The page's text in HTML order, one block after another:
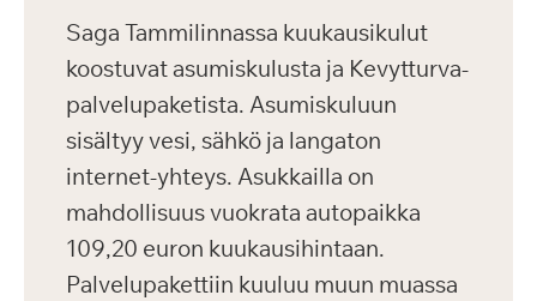
Saga Tammilinnassa kuukausikulut
koostuvat asumiskulusta ja Kevytturva-
palvelupaketista. Asumiskuluun
sisältyy vesi, sähkö ja langaton
internet-yhteys. Asukkailla on
mahdollisuus vuokrata autopaikka
109,20 euron kuukausihintaan.
Palvelupakettiin kuuluu muun muassa